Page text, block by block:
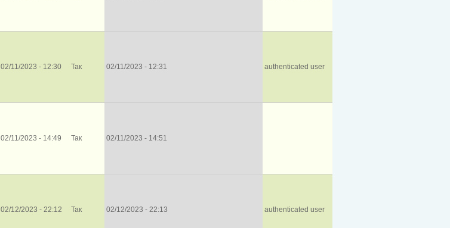
02/11/2023 - 12:30 Так 02/11/2023 - 12:31 authenticated user
02/11/2023 - 14:49 Так 02/11/2023 - 14:51
02/12/2023 - 22:12 Так 02/12/2023 - 22:13 authenticated user